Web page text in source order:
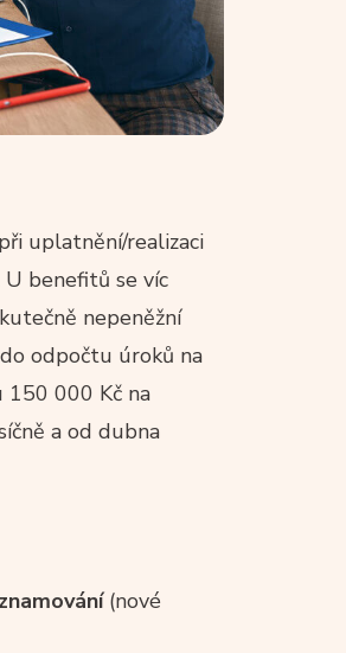
uplatnění/realizaci
benefitů se víc
nepeněžní
odpočtu úroků na
000 Kč na
a od dubna
(nové